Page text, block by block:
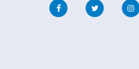
FacebookTwitter